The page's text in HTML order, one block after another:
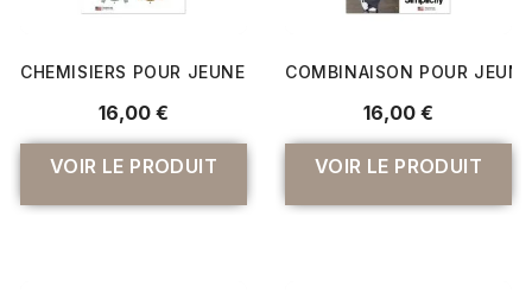
CHEMISIERS POUR JEUNES FEMMES ET FEMMES
16,00 €
VOIR LE PRODUIT
COMBINAISON POUR
16,00 €
VOIR LE PRODUIT